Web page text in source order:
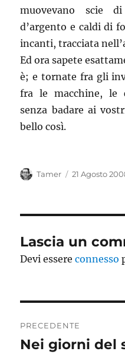
muovevano scie
d’argento e caldi di
incanti, tracciata
Ed ora sapete
è; e tornate fra gli
fra le macchine, le
senza badare ai
bello così.
Autore
Tamer
Pubblicato
21 Agosto
Lascia un
Devi essereconnesso
articoli
PRECEDENTE
Articolo
Nei giorni del